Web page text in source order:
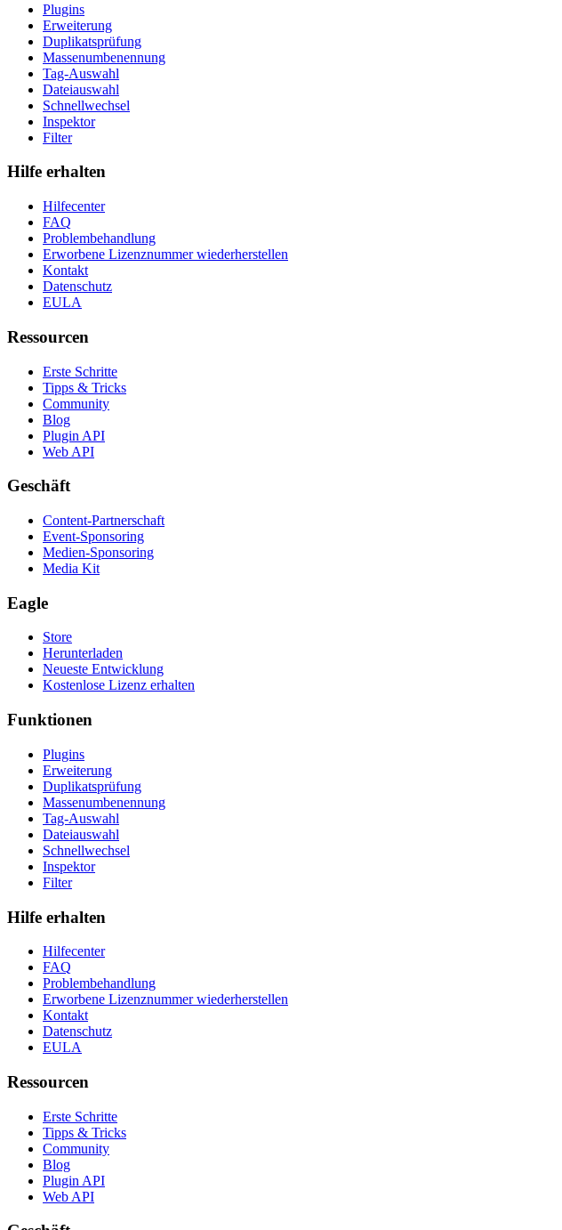
Plugins
Erweiterung
Duplikatsprüfung
Massenumbenennung
Tag-Auswahl
Dateiauswahl
Schnellwechsel
Inspektor
Filter
Hilfe erhalten
Hilfecenter
FAQ
Problembehandlung
Erworbene Lizenznummer wiederherstellen
Kontakt
Datenschutz
EULA
Ressourcen
Erste Schritte
Tipps & Tricks
Community
Blog
Plugin API
Web API
Geschäft
Content-Partnerschaft
Event-Sponsoring
Medien-Sponsoring
Media Kit
Eagle
Store
Herunterladen
Neueste Entwicklung
Kostenlose Lizenz erhalten
Funktionen
Plugins
Erweiterung
Duplikatsprüfung
Massenumbenennung
Tag-Auswahl
Dateiauswahl
Schnellwechsel
Inspektor
Filter
Hilfe erhalten
Hilfecenter
FAQ
Problembehandlung
Erworbene Lizenznummer wiederherstellen
Kontakt
Datenschutz
EULA
Ressourcen
Erste Schritte
Tipps & Tricks
Community
Blog
Plugin API
Web API